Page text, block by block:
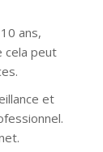
ans,
cela peut
et